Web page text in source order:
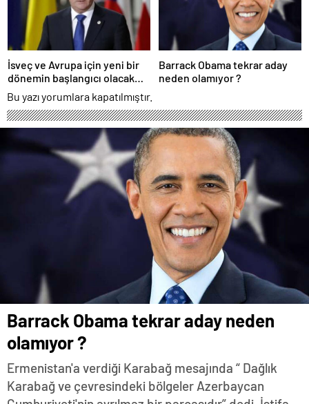
İsveç ve Avrupa için yeni bir
dönemin başlangıcı olacak
kararlar.
Barrack Obama tekrar aday
neden olamıyor ?
Bu yazı yorumlara kapatılmıştır.
Barrack Obama tekrar aday neden
olamıyor ?
Ermenistan'a verdiği Karabağ mesajında “ Dağlık
Karabağ ve çevresindeki bölgeler Azerbaycan